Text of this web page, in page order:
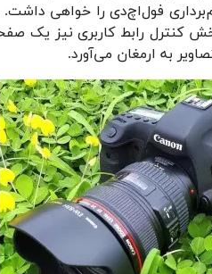
فول‌اچ‌دی را خواهی